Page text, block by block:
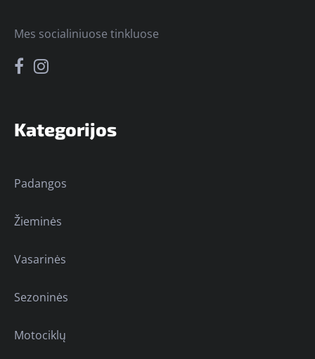
Kategorijos
Padangos
Žieminės
Vasarinės
Sezoninės
Motociklų
Mes socialiniuose tinkluose